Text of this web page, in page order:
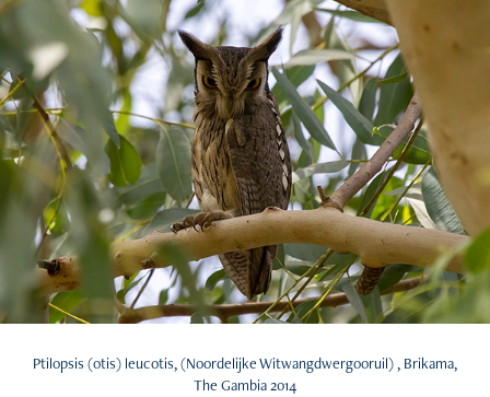
Ptilopsis (otis) leucotis, (Noordelijke Witwangdwergooruil) , Brikama,
The Gambia 2014